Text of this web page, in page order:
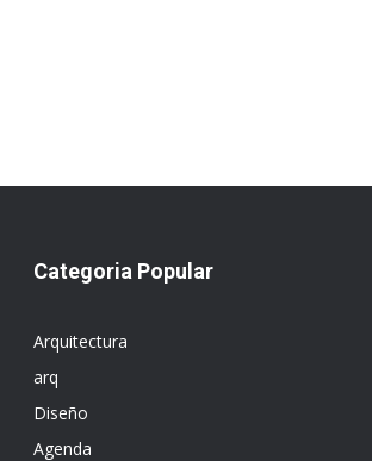
Categoria Popular
Arquitectura
arq
Diseño
Agenda